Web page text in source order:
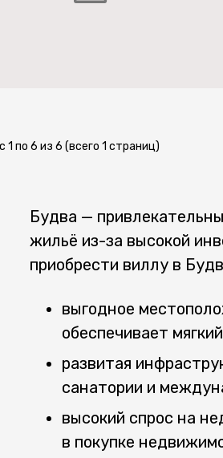
1 по 6 из 6 (всего 1 страниц)
Будва —
жильё из-за высокой
приобрести виллу в
выгодное
обеспечивает
развитая
санатории и
высокий спрос на
в покупке